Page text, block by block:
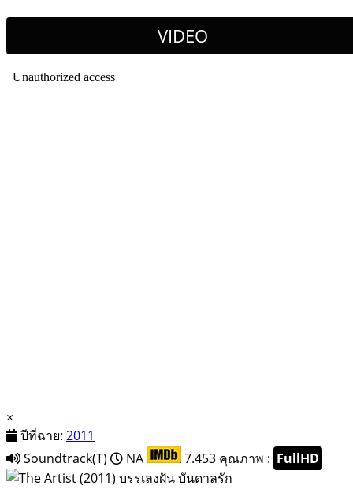
VIDEO
×
ปีที่ฉาย: 2011
Soundtrack(T)
NA 7.453 คุณภาพ : FullHD